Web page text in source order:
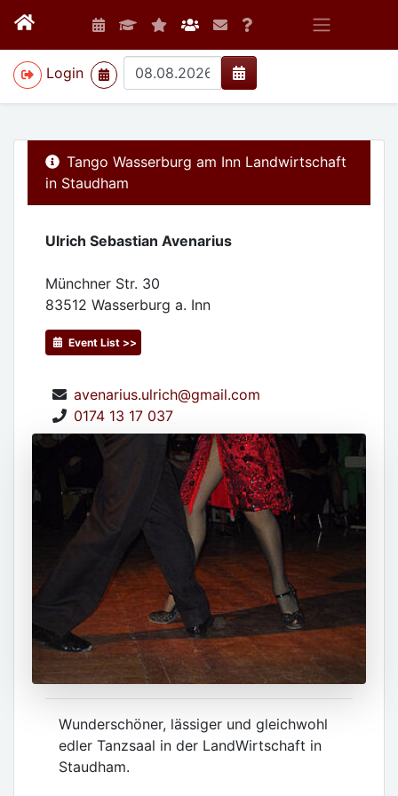
Login
>
Tango Wasserburg am Inn Landwirtschaft
in Staudham
Ulrich Sebastian Avenarius
Münchner Str. 30
83512 Wasserburg a. Inn
Event List >>
avenarius.ulrich@gmail.com
0174 13 17 037
Wunderschöner, lässiger und gleichwohl
edler Tanzsaal in der LandWirtschaft in
Staudham.